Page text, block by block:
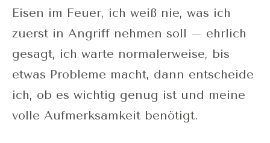
Eisen im Feuer, ich weiß nie, was ich
zuerst in Angriff nehmen soll – ehrlich
gesagt, ich warte normalerweise, bis
etwas Probleme macht, dann entscheide
ich, ob es wichtig genug ist und meine
volle Aufmerksamkeit benötigt.